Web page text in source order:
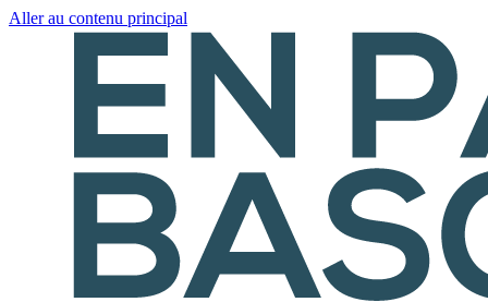
Aller au contenu principal